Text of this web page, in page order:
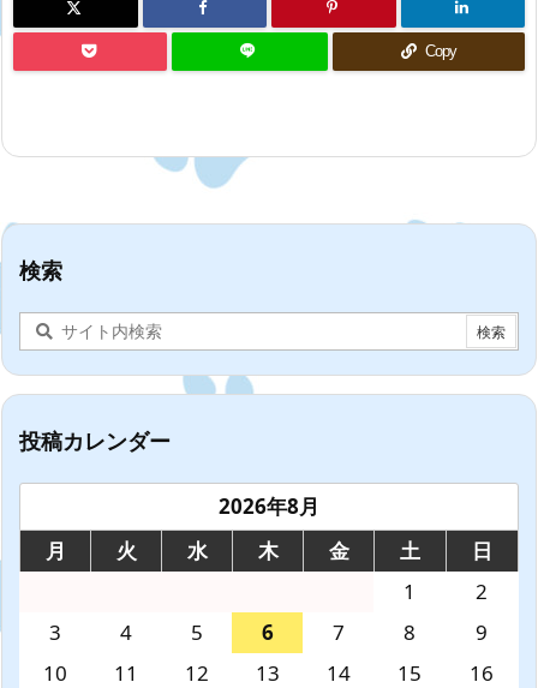
Copy
検索
投稿カレンダー
2026年8月
月
火 水 木 金 土
日
1
2
3
4 5 6 7 8
9
10
11 12 13 14 15
16